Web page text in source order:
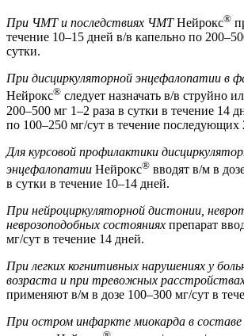
При ЧМТ и последствиях ЧМТНейрокс®
течение 10–15 дней в/в капельно по
сутки.
При дисциркуляторной энцефалопатии в
Нейрокс® следует назначать в/в струйно
200–500 мг 1–2 раза в сутки в течение 14
по 100–250 мг/сут в течение последующих
Для курсовой профилактики
энцефалопатии Нейрокс® вводят в/м в
в сутки в течение 10–14 дней.
При нейроциркуляторной дистонии,
неврозоподобных состояниях препарат
мг/сут в течение 14 дней.
При легких когнитивных нарушениях у
возраста и при тревожных
применяют в/м в дозе 100–300 мг/сут в
При остром инфаркте миокарда в составе